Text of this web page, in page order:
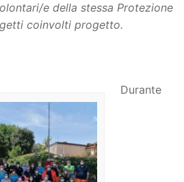
e della stessa Protezione
coinvolti progetto.
Durante